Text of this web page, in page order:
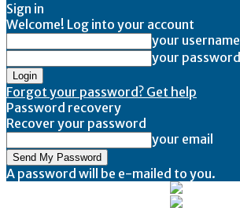
Sign in
Welcome! Log into your account
your username
your password
Forgot your password? Get help
Password recovery
Recover your password
your email
A password will be e-mailed to you.